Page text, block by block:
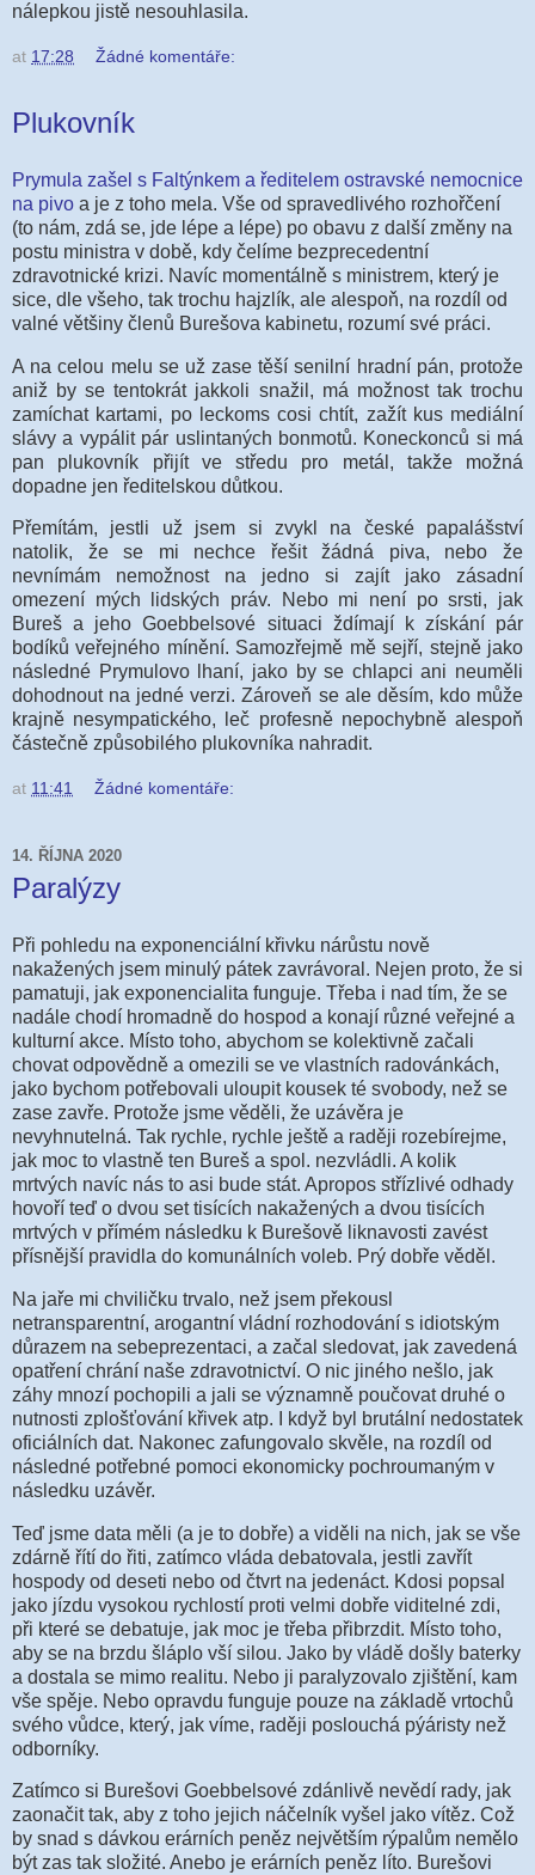
nálepkou jistě nesouhlasila.
at 17:28 Žádné komentáře:
Plukovník
Prymula zašel s Faltýnkem a ředitelem ostravské nemocnice
na pivo a je z toho mela. Vše od spravedlivého rozhořčení
(to nám, zdá se, jde lépe a lépe) po obavu z další změny na
postu ministra v době, kdy čelíme bezprecedentní
zdravotnické krizi. Navíc momentálně s ministrem, který je
sice, dle všeho, tak trochu hajzlík, ale alespoň, na rozdíl od
valné většiny členů Burešova kabinetu, rozumí své práci.
A na celou melu se už zase těší senilní hradní pán, protože
aniž by se tentokrát jakkoli snažil, má možnost tak trochu
zamíchat kartami, po leckoms cosi chtít, zažít kus mediální
slávy a vypálit pár uslintaných bonmotů. Koneckonců si má
pan plukovník přijít ve středu pro metál, takže možná
dopadne jen ředitelskou důtkou.
Přemítám, jestli už jsem si zvykl na české papalášství
natolik, že se mi nechce řešit žádná piva, nebo že
nevnímám nemožnost na jedno si zajít jako zásadní
omezení mých lidských práv. Nebo mi není po srsti, jak
Bureš a jeho Goebbelsové situaci ždímají k získání pár
bodíků veřejného mínění. Samozřejmě mě sejří, stejně jako
následné Prymulovo lhaní, jako by se chlapci ani neuměli
dohodnout na jedné verzi. Zároveň se ale děsím, kdo může
krajně nesympatického, leč profesně nepochybně alespoň
částečně způsobilého plukovníka nahradit.
at 11:41 Žádné komentáře:
14. ŘÍJNA 2020
Paralýzy
Při pohledu na exponenciální křivku nárůstu nově
nakažených jsem minulý pátek zavrávoral. Nejen proto, že si
pamatuji, jak exponencialita funguje. Třeba i nad tím, že se
nadále chodí hromadně do hospod a konají různé veřejné a
kulturní akce. Místo toho, abychom se kolektivně začali
chovat odpovědně a omezili se ve vlastních radovánkách,
jako bychom potřebovali uloupit kousek té svobody, než se
zase zavře. Protože jsme věděli, že uzávěra je
nevyhnutelná. Tak rychle, rychle ještě a raději rozebírejme,
jak moc to vlastně ten Bureš a spol. nezvládli. A kolik
mrtvých navíc nás to asi bude stát. Apropos střízlivé odhady
hovoří teď o dvou set tisících nakažených a dvou tisících
mrtvých v přímém následku k Burešově liknavosti zavést
přísnější pravidla do komunálních voleb. Prý dobře věděl.
Na jaře mi chviličku trvalo, než jsem překousl
netransparentní, arogantní vládní rozhodování s idiotským
důrazem na sebeprezentaci, a začal sledovat, jak zavedená
opatření chrání naše zdravotnictví. O nic jiného nešlo, jak
záhy mnozí pochopili a jali se významně poučovat druhé o
nutnosti zplošťování křivek atp. I když byl brutální nedostatek
oficiálních dat. Nakonec zafungovalo skvěle, na rozdíl od
následné potřebné pomoci ekonomicky pochroumaným v
následku uzávěr.
Teď jsme data měli (a je to dobře) a viděli na nich, jak se vše
zdárně řítí do řiti, zatímco vláda debatovala, jestli zavřít
hospody od deseti nebo od čtvrt na jedenáct. Kdosi popsal
jako jízdu vysokou rychlostí proti velmi dobře viditelné zdi,
při které se debatuje, jak moc je třeba přibrzdit. Místo toho,
aby se na brzdu šláplo vší silou. Jako by vládě došly baterky
a dostala se mimo realitu. Nebo ji paralyzovalo zjištění, kam
vše spěje. Nebo opravdu funguje pouze na základě vrtochů
svého vůdce, který, jak víme, raději poslouchá pýáristy než
odborníky.
Zatímco si Burešovi Goebbelsové zdánlivě nevědí rady, jak
zaonačit tak, aby z toho jejich náčelník vyšel jako vítěz. Což
by snad s dávkou erárních peněz největším rýpalům nemělo
být zas tak složité. Anebo je erárních peněz líto. Burešovi